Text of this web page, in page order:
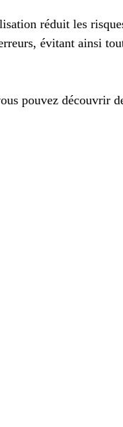
réduit les
évitant ainsi
pouvez découvrir